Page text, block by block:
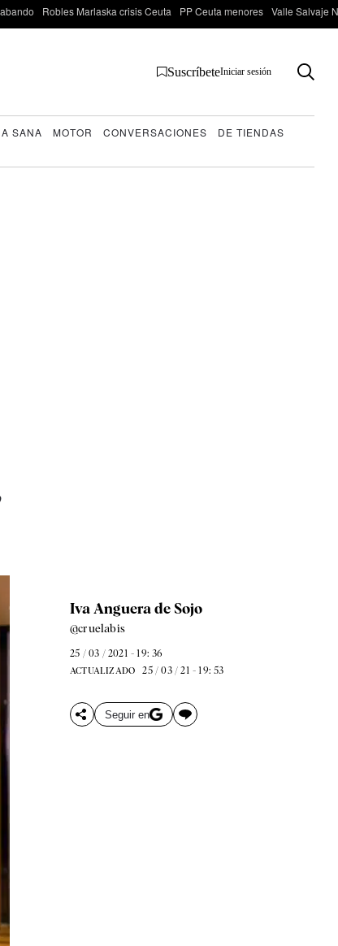
Robles Marlaska crisis Ceuta PP Ceuta menores Valle Salvaje
SuscríbeteIniciar sesión
SANA MOTOR CONVERSACIONES
DE TIENDAS
Iva Anguera de Sojo
@cruelabis
25 / 03 / 2021 - 19: 36
ACTUALIZADO 25 / 03 / 21 - 19: 53
Seguir en